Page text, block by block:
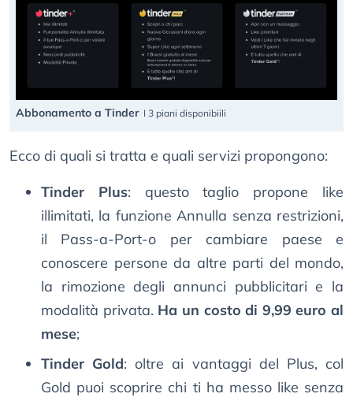
Abbonamento a Tinder I 3 piani disponibiili
Ecco di quali si tratta e quali servizi propongono:
Tinder Plus: questo taglio propone like
illimitati, la funzione Annulla senza restrizioni,
il Pass-a-Port-o per cambiare paese e
conoscere persone da altre parti del mondo,
la rimozione degli annunci pubblicitari e la
modalità privata. Ha un costo di 9,99 euro al
mese;
Tinder Gold: oltre ai vantaggi del Plus, col
Gold puoi scoprire chi ti ha messo like senza